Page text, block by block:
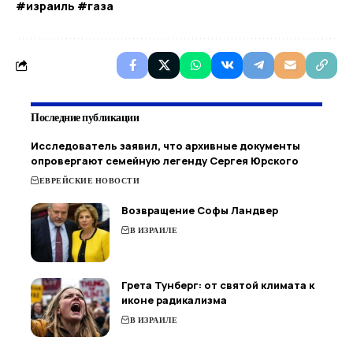
#израиль #газа
Последние публикации
Исследователь заявил, что архивные документы
опровергают семейную легенду Сергея Юрского
ЕВРЕЙСКИЕ НОВОСТИ
Возвращение Софы Ландвер
В ИЗРАИЛЕ
Грета Тунберг: от святой климата к
иконе радикализма
В ИЗРАИЛЕ